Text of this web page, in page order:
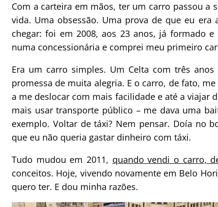
Com a carteira em mãos, ter um carro passou a
vida. Uma obsessão. Uma prova de que eu
chegar: foi em 2008, aos 23 anos, já formado
numa concessionária e comprei meu primeiro
Era um carro simples. Um Celta com três
promessa de muita alegria. E o carro, de fato,
a me deslocar com mais facilidade e até a viajar
mais usar transporte público – me dava uma
exemplo. Voltar de táxi? Nem pensar. Doía no
que eu não queria gastar dinheiro com táxi.
Tudo mudou em 2011, quando vendi o carro,
conceitos. Hoje, vivendo novamente em Belo
quero ter. E dou minha razões.